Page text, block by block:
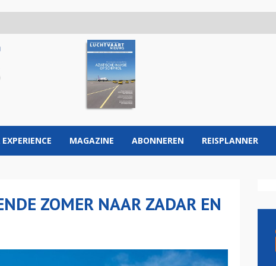
EXPERIENCE MAGAZINE ABONNEREN REISPLANNER
ZOMER NAAR ZADAR EN